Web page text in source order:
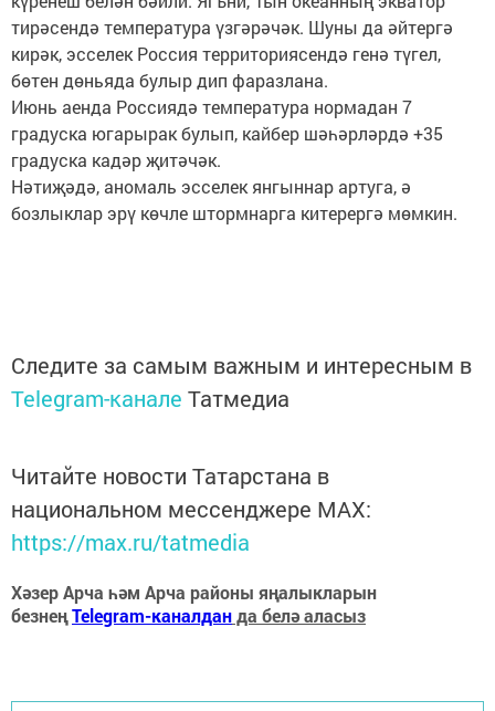
тирәсендә температура үзгәрәчәк. Шуны да әйтергә
кирәк, эсселек Россия территориясендә генә түгел,
бөтен дөньяда булыр дип фаразлана.
Июнь аенда Россиядә температура нормадан 7
градуска югарырак булып, кайбер шәһәрләрдә +35
градуска кадәр җитәчәк.
Нәтиҗәдә, аномаль эсселек янгыннар артуга, ә
бозлыклар эрү көчле штормнарга китерергә мөмкин.
Следите за самым важным и интересным в
Telegram-канале Татмедиа
Читайте новости Татарстана в
национальном мессенджере MАХ:
https://max.ru/tatmedia
Хәзер Арча һәм Арча районы яңалыкларын
безнеңTelegram-каналданда белә аласыз